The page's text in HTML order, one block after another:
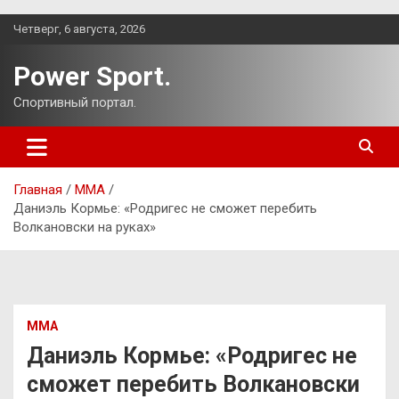
Перейти
Четверг, 6 августа, 2026
Power Sport.
Спортивный портал.
Главная
ММА
Даниэль Кормье: «Родригес не сможет перебить
Волкановски на руках»
ММА
Даниэль Кормье: «Родригес не
сможет перебить Волкановски